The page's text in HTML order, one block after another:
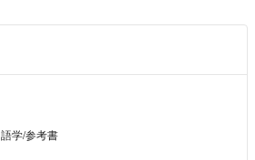
語学/参考書